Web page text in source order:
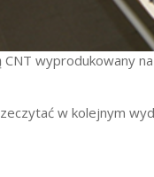
wyprodukowany
w kolejnym